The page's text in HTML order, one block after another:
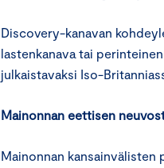
Discovery-kanavan
lastenkanava tai
julkaistavaksi Iso-
Mainonnan eettisen
Mainonnan kansainvälisten